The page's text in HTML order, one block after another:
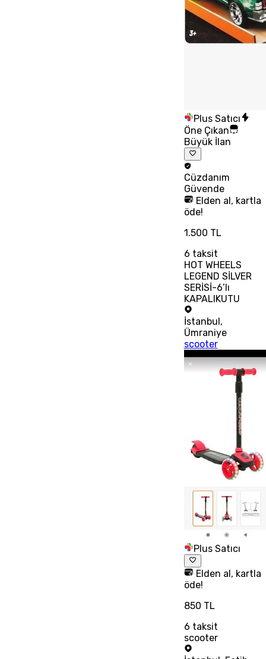
Plus Satıcı
Öne Çıkan
Büyük İlan
Cüzdanım
Güvende
Elden al, kartla
öde!
1.500 TL
6 taksit
HOT WHEELS
LEGEND SİLVER
SERİSİ-6’lı
KAPALIKUTU
İstanbul,
Ümraniye
scooter
Plus Satıcı
Elden al, kartla
öde!
850 TL
6 taksit
scooter